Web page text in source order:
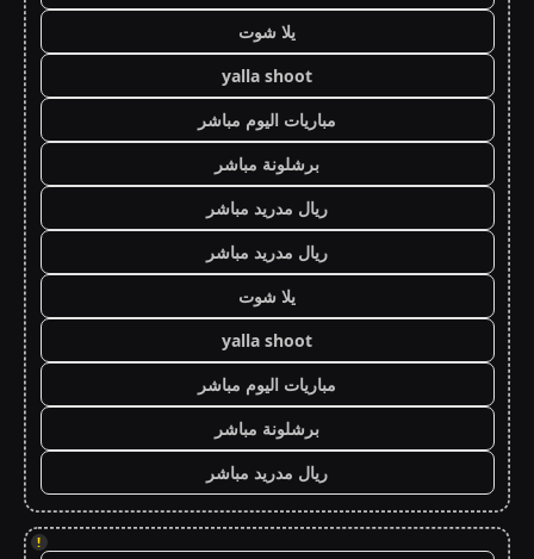
يلا شوت
yalla shoot
مباريات اليوم مباشر
برشلونة مباشر
ريال مدريد مباشر
ريال مدريد مباشر
يلا شوت
yalla shoot
مباريات اليوم مباشر
برشلونة مباشر
ريال مدريد مباشر
!